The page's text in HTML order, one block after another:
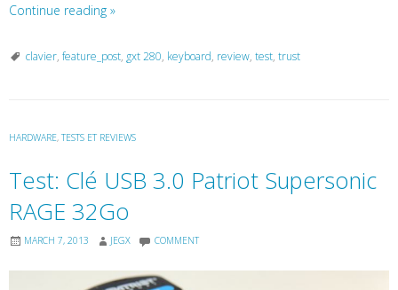
Continue reading »
clavier, feature_post, gxt 280, keyboard, review, test, trust
HARDWARE, TESTS ET REVIEWS
Test: Clé USB 3.0 Patriot Supersonic
RAGE 32Go
MARCH 7, 2013 JEGX COMMENT